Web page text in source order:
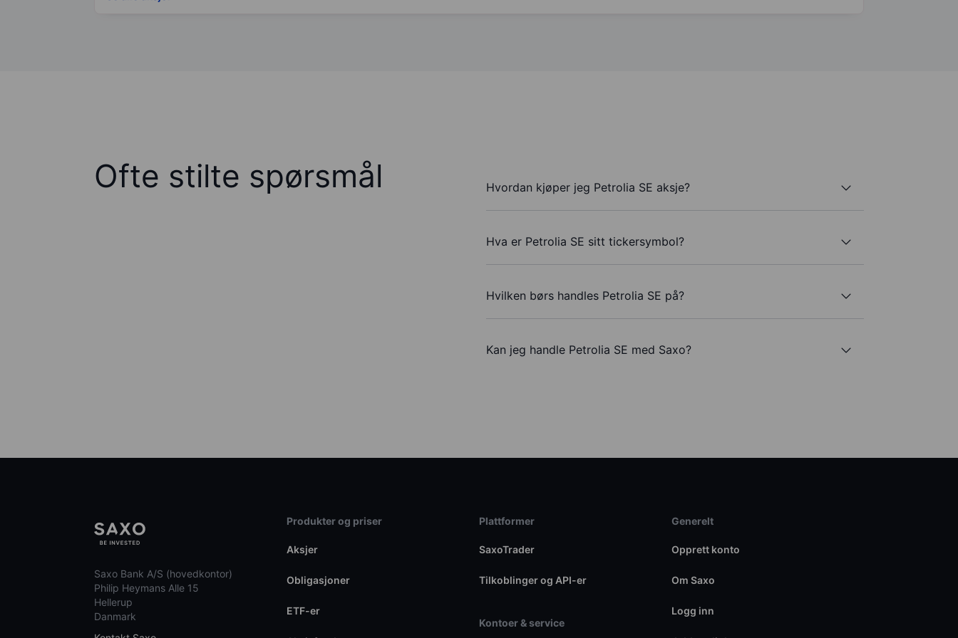
Ofte stilte spørsmål Hvordan kjøper jeg Petrolia SE aksje?
Hva er Petrolia SE sitt tickersymbol?
Hvilken børs handles Petrolia SE på?
Kan jeg handle Petrolia SE med Saxo?
Saxo Bank A/S (hovedkontor)
Philip Heymans Alle 15
Hellerup
Danmark
Produkter og priser
Aksjer
Obligasjoner
ETF-er
Plattformer
SaxoTrader
Tilkoblinger og API-er
Kontoer & service
Generelt
Opprett konto
Om Saxo
Logg inn